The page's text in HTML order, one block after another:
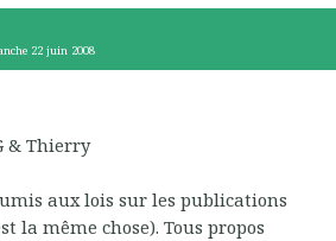
22 juin 2008
& Thierry
aux lois sur les publications
la même chose). Tous propos